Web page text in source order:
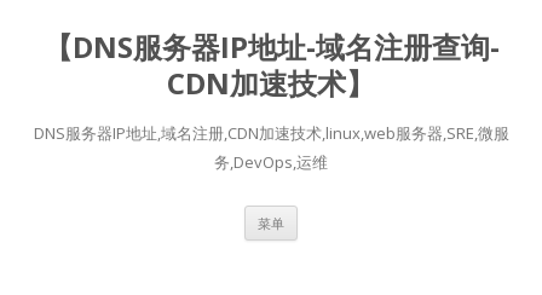
【DNS服务器IP地址-域名注册查询-
CDN加速技术】
DNS服务器IP地址,域名注册,CDN加速技术,linux,web服务器,SRE,微服
务,DevOps,运维
菜单